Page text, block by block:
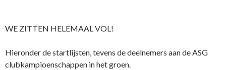
WE ZITTEN HELEMAAL VOL!
Hieronder de startlijsten, tevens de deelnemers aan de ASG
clubkampioenschappen in het groen.